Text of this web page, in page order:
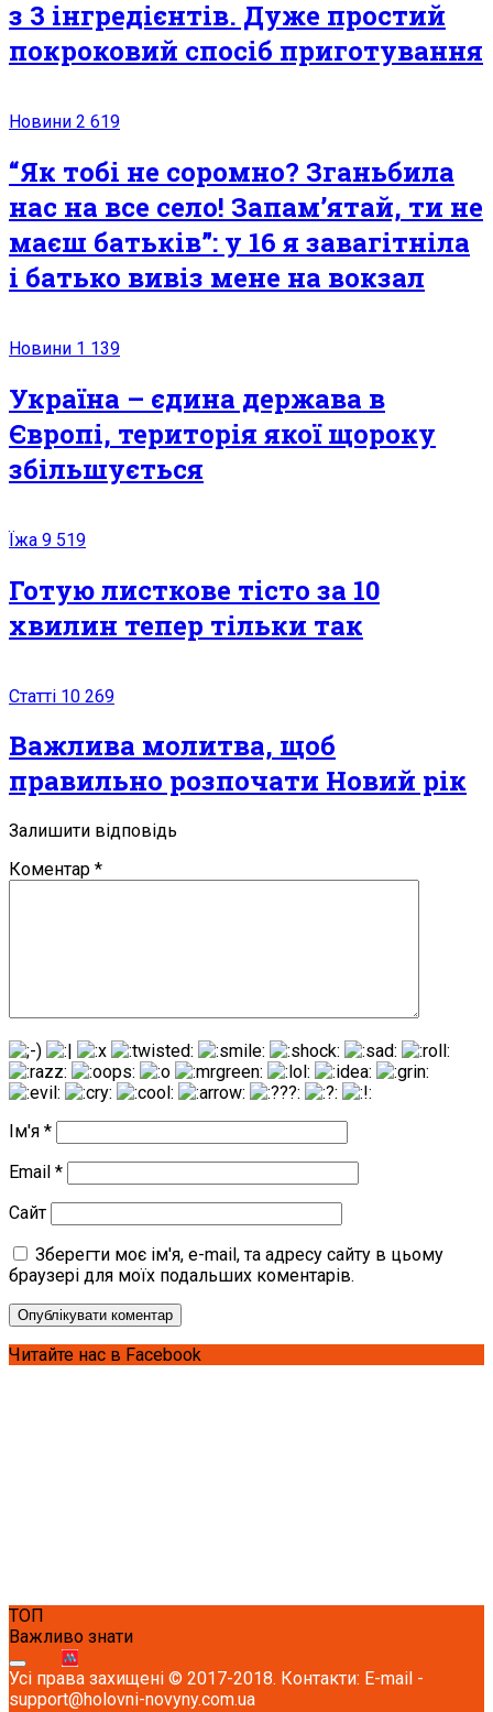
з 3 інгредієнтів. Дуже простий
покроковий спосіб приготування
Новини 2 619
“Як тобі не соромно? Зганьбила
нас на все село! Запам’ятай, ти не
маєш батьків”: у 16 я зaвaгiтнiла
і батько вивіз мене на вокзал
Новини 1 139
Україна – єдина держава в
Європі, територія якої щороку
збільшується
Їжа 9 519
Готую листкове тісто за 10
хвилин тепер тільки так
Статті 10 269
Вaжлива молитва, щоб
правильно розпочати Новий рік
Залишити відповідь
Коментар *
Ім'я *
Email *
Сайт
Зберегти моє ім'я, e-mail, та адресу сайту в цьому
браузері для моїх подальших коментарів.
Читайте нас в Facebook
ТОП
Важливо знати
Усі права захищені © 2017-2018. Контакти: E-mail -
support@holovni-novyny.com.ua